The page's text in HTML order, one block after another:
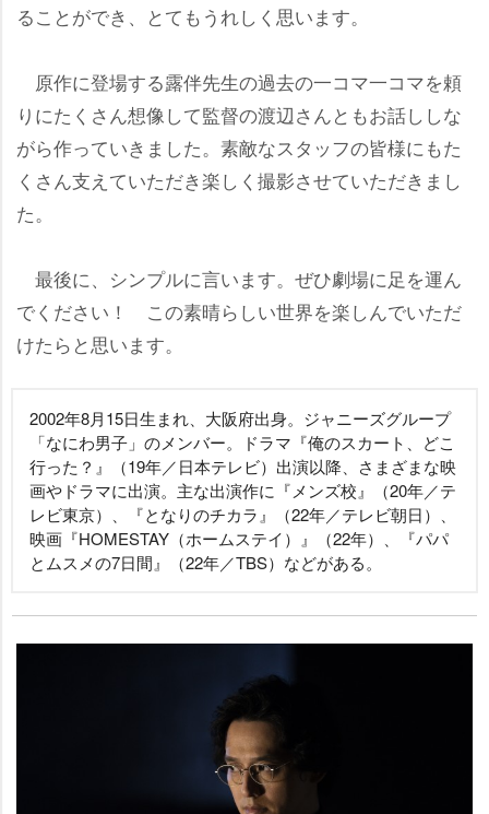
ることができ、とてもうれしく思います。
原作に登場する露伴先生の過去の一コマ一コマを頼
りにたくさん想像して監督の渡辺さんともお話ししな
がら作っていきました。素敵なスタッフの皆様にもた
くさん支えていただき楽しく撮影させていただきまし
た。
最後に、シンプルに言います。ぜひ劇場に足を運ん
でください！ この素晴らしい世界を楽しんでいただ
けたらと思います。
2002年8月15日生まれ、大阪府出身。ジャニーズグループ
「なにわ男子」のメンバー。ドラマ『俺のスカート、どこ
行った？』（19年／日本テレビ）出演以降、さまざまな映
画やドラマに出演。主な出演作に『メンズ校』（20年／テ
レビ東京）、『となりのチカラ』（22年／テレビ朝日）、
映画『HOMESTAY（ホームステイ）』（22年）、『パパ
とムスメの7日間』（22年／TBS）などがある。